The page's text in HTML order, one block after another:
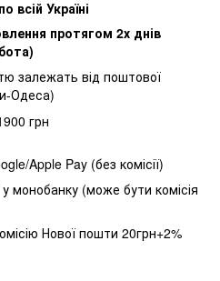
Україні
протягом 2х днів
залежать від поштової
Одеса)
грн
Apple Pay (без комісії)
монобанку (може бути комісія
Нової пошти 20грн+2%